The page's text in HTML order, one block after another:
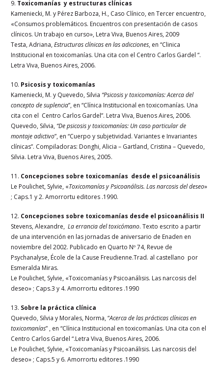
9. Toxicomanías y estructuras clínicas
Kameniecki, M. y Pérez Barboza, H., Caso Clínico, en Tercer encuentro,
«Consumos problemáticos. Encuentros con presentación de casos
clínicos. Un trabajo en curso», Letra Viva, Buenos Aires, 2009
Testa, Adriana,Estructuras clínicas en las adicciones, en “Clinica
Institucional en toxicomanías. Una cita con el Centro Carlos Gardel “.
Letra Viva, Buenos Aires, 2006.
10. Psicosis y toxicomanías
Kameniecki, M. y Quevedo, Silvia“Psicosis y toxicomanías: Acerca del
concepto de suplencia”, en “Clínica Institucional en toxicomanías. Una
cita con el Centro Carlos Gardel”. Letra Viva, Buenos Aires, 2006.
Quevedo, Silvia,“De psicosis y toxicomanías: Un caso particular de
montaje adictivo”, en “Cuerpo y subjetividad. Variantes e Invariantes
clínicas”. Compiladoras: Donghi, Alicia – Gartland, Cristina – Quevedo,
Silvia. Letra Viva, Buenos Aires, 2005.
11. Concepciones sobre toxicomanías desde el psicoanálisis
Le Poulichet, Sylvie, «Toxicomanías y Psicoanálisis. Las narcosis del deseo»
; Caps.1 y 2. Amorrortu editores .1990.
12. Concepciones sobre toxicomanías desde el psicoanálisis II
Stevens, Alexandre,La errancia del toxicómano. Texto escrito a partir
de una intervención en las jornadas de aniversario de Enaden en
noviembre del 2002. Publicado en Quarto Nº 74, Revue de
Psychanalyse, École de la Cause Freudienne.Trad. al castellano por
Esmeralda Miras.
Le Poulichet, Sylvie, «Toxicomanías y Psicoanálisis. Las narcosis del
deseo» ; Caps.3 y 4. Amorrortu editores .1990
13. Sobre la práctica clínica
Quevedo, Silvia y Morales, Norma, “Acerca de las prácticas clínicas en
toxicomanías” , en “Clínica Institucional en toxicomanías. Una cita con el
Centro Carlos Gardel “.Letra Viva, Buenos Aires, 2006.
Le Poulichet, Sylvie, «Toxicomanías y Psicoanálisis. Las narcosis del
deseo» ; Caps.5 y 6. Amorrortu editores .1990